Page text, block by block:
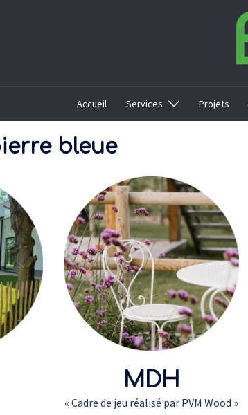
Accueil Services Projets
bleue
MDH
« Cadre de jeu réalisé par PVM Wood »